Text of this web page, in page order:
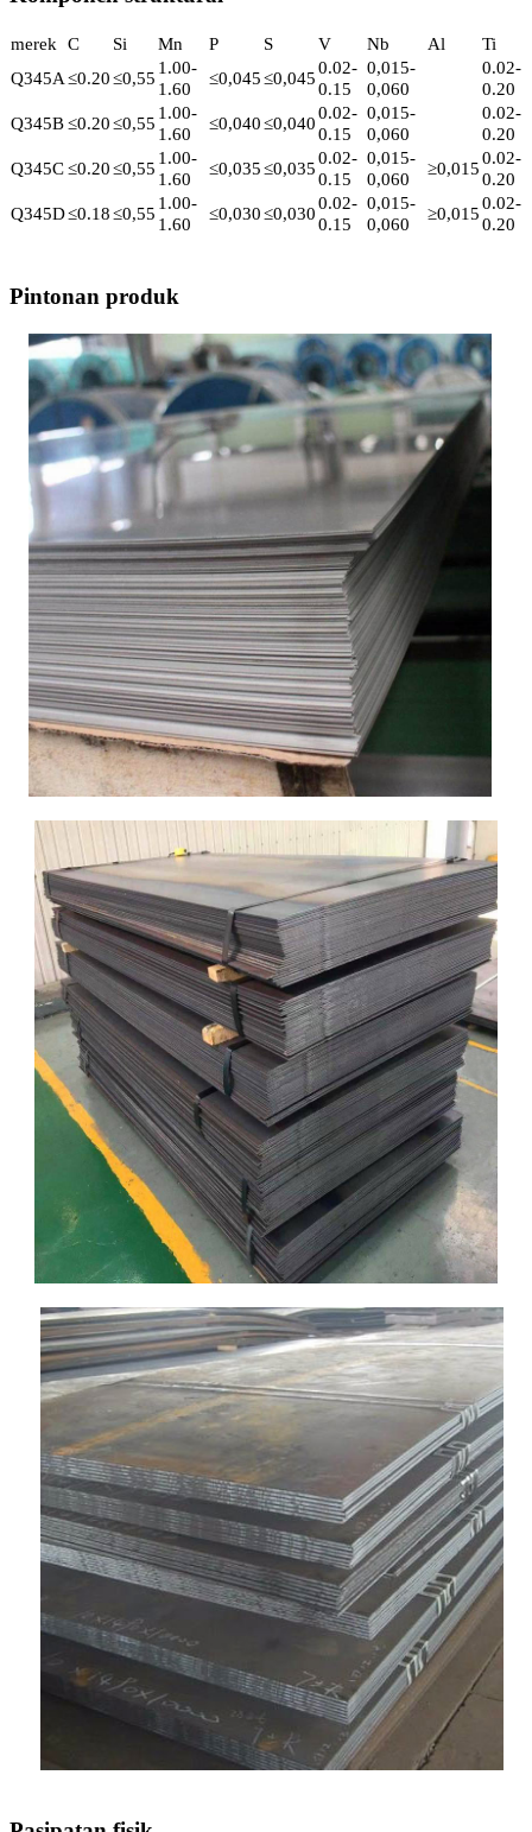
merek C Si Mn P S V Nb Al
Ti
Q345A≤0.20≤0,55
1.00-
1.60
≤0,045≤0,045
0.02-
0.15
0,015-
0,060
0.02-
0.20
Q345B≤0.20≤0,55
1.00-
1.60
≤0,040≤0,040
0.02-
0.15
0,015-
0,060
0.02-
0.20
Q345C≤0.20≤0,55
1.00-
1.60
≤0,035≤0,035
0.02-
0.15
0,015-
0,060
≥0,015
0.02-
0.20
Q345D≤0.18≤0,55
1.00-
1.60
≤0,030≤0,030
0.02-
0.15
0,015-
0,060
≥0,015
0.02-
0.20
Pintonan produk